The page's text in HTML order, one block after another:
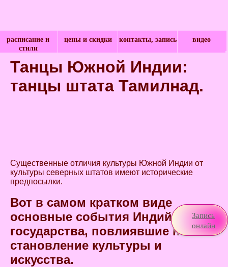
расписание и
стили
цены и скидки контакты, запись видео
Запись
онлайн
Танцы Южной Индии:
танцы штата Тамилнад.
Существенные отличия культуры Южной Индии от
культуры северных штатов имеют исторические
предпосылки.
Вот в самом кратком виде
основные события Индийского
государства, повлиявшие на
становление культуры и
искусства.